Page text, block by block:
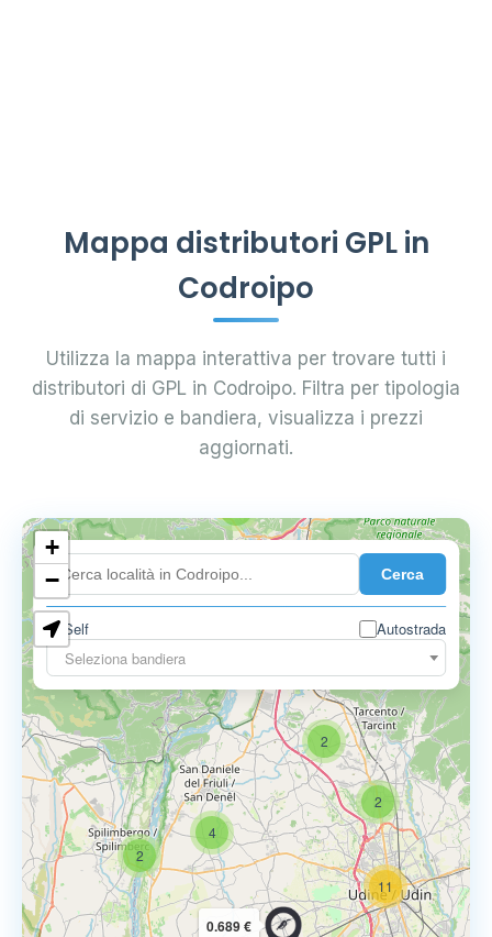
Mappa distributori GPL in
Codroipo
Utilizza la mappa interattiva per trovare tutti i
distributori di GPL in Codroipo. Filtra per tipologia
di servizio e bandiera, visualizza i prezzi
aggiornati.
Cerca
Self
Autostrada
Seleziona bandiera
2
2
4
11
2
0.689 €
+
−